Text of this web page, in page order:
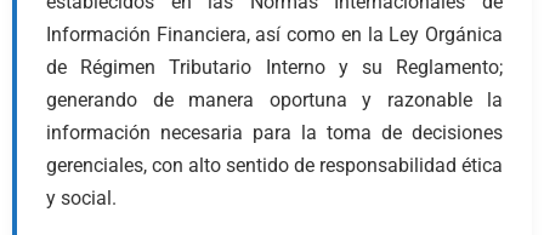
Información Financiera, así como en la Ley Orgánica
de Régimen Tributario Interno y su Reglamento;
generando de manera oportuna y razonable la
información necesaria para la toma de decisiones
gerenciales, con alto sentido de responsabilidad ética
y social.